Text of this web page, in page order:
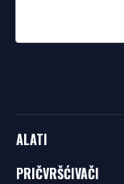
ALATI
PRIČVRŠĆIVAČI